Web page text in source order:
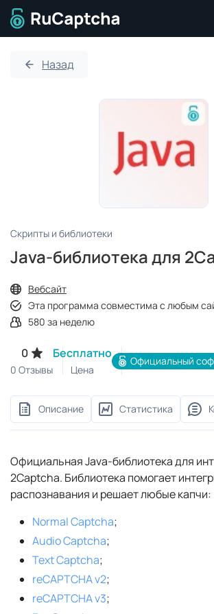
Перейти на главную страницу
Назад
Скрипты и библиотеки
Java‑библиотека для
Вебсайт
Эта программа совместима с любым
580 за неделю
0
0 Отзывы
Бесплатно
Цена
Официальный
Описание Статистика
Официальная Java‑библиотека для
2Captcha. Библиотека помогает
распознавания и решает любые капчи:
Normal Captcha;
Audio Captcha;
Text Captcha;
reCAPTCHA v2;
reCAPTCHA v3;